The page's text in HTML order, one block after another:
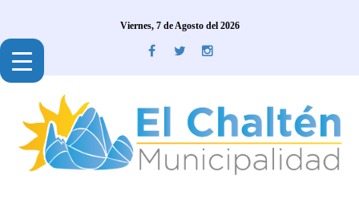
Viernes, 7 de Agosto del 2026